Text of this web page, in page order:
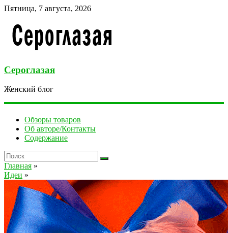
Пятница, 7 августа, 2026
Сероглазая
Женский блог
Обзоры товаров
Об авторе/Контакты
Содержание
Главная »
Идеи »